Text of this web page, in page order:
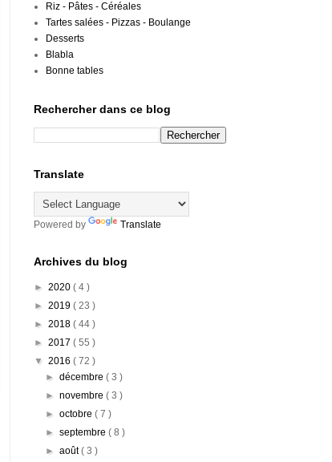
Riz - Pâtes - Céréales
Tartes salées - Pizzas - Boulange
Desserts
Blabla
Bonne tables
Rechercher dans ce blog
Translate
Powered by Translate
Archives du blog
► 2020 ( 4 )
► 2019 ( 23 )
► 2018 ( 44 )
► 2017 ( 55 )
▼ 2016 ( 72 )
►décembre( 3 )
►novembre( 3 )
►octobre( 7 )
►septembre( 8 )
►août( 3 )